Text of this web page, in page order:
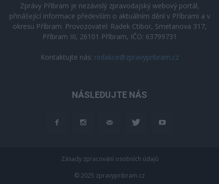
Zprávy Příbram je nezávislý zpravodajský webový portál,
přinášející informace především o aktuálním dění v Příbrami a v
okresu Příbram. Provozovatel: Radek Ctibor, Smetanova 317,
Příbram III, 26101 Příbram, IČO: 63799731
Kontaktujte nás: redakce@zpravypribram.cz
NÁSLEDUJTE NÁS
Zásady zpracování osobních údajů
© 2025 zpravypribram.cz